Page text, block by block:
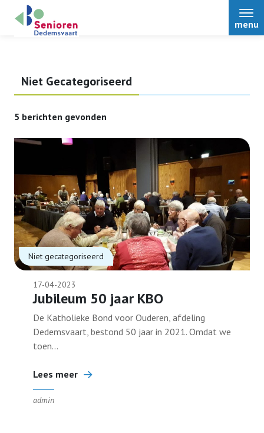
menu
Over ons
Nieuws
Activiteiten
Terugblikken
Bestuur
Contact
Lid worden
Niet Gecategoriseerd
5 berichten gevonden
Niet gecategoriseerd
17-04-2023
Jubileum 50 jaar KBO
De Katholieke Bond voor Ouderen, afdeling
Dedemsvaart, bestond 50 jaar in 2021. Omdat we
toen...
Lees meer
admin